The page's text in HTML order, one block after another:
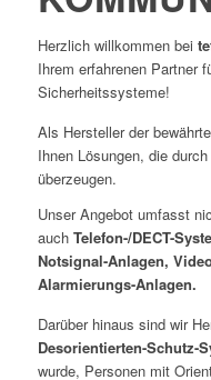
Herzlich willkommen bei
Ihrem erfahrenen Partner
Sicherheitssysteme!
Als Hersteller der
Ihnen Lösungen, die
überzeugen.
Unser Angebot umfasst
auch Telefon-/DECT-
Notsignal-Anlagen,
Alarmierungs-Anlagen.
Darüber hinaus sind wir
Desorientierten-Schutz-
wurde, Personen mit